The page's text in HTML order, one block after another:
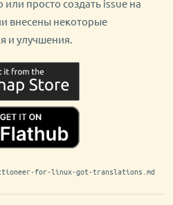
или просто создать issue на
внесены некоторые
и улучшения.
for-linux-got-translations.md